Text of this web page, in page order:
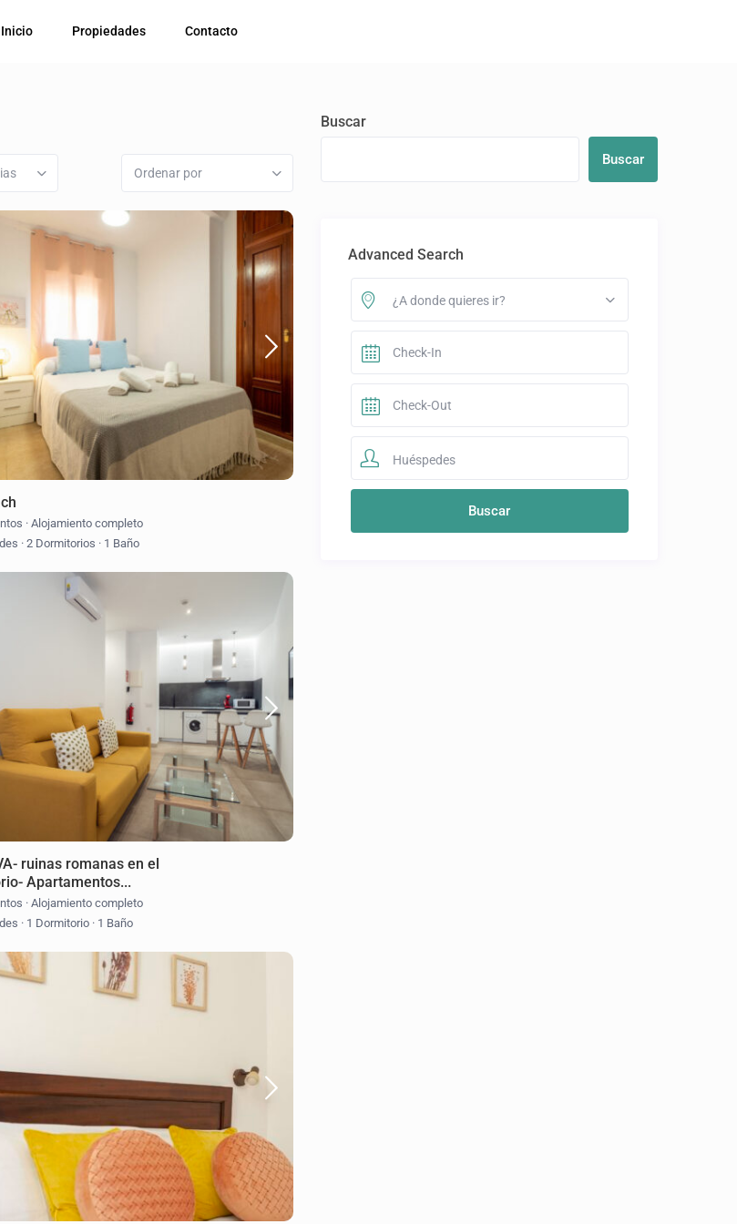
Inicio Propiedades Contacto
Ordenar por
· Alojamiento completo
· 2 Dormitorios · 1 Baño
ruinas romanas en el
Apartamentos...
· Alojamiento completo
· 1 Dormitorio · 1 Baño
Buscar
Buscar
Advanced Search
¿A donde quieres ir?
Huéspedes